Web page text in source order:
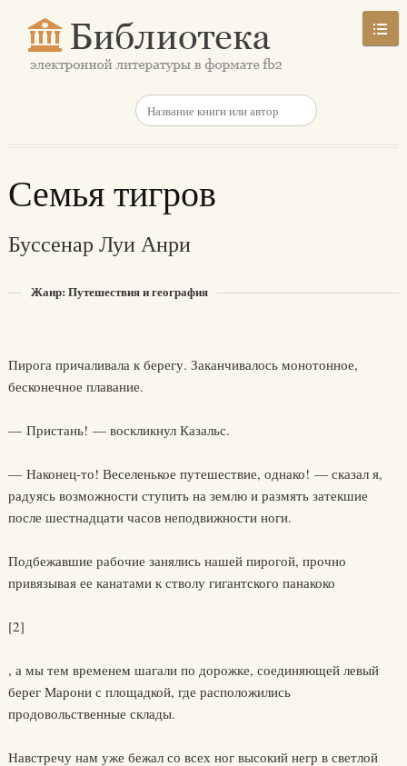
Семья тигров
Буссенар Луи Анри
Жанр: Путешествия и география
Пирога причаливала к берегу. Заканчивалось монотонное,
бесконечное плавание.
— Пристань! — воскликнул Казальс.
— Наконец-то! Веселенькое путешествие, однако! — сказал я,
радуясь возможности ступить на землю и размять затекшие
после шестнадцати часов неподвижности ноги.
Подбежавшие рабочие занялись нашей пирогой, прочно
привязывая ее канатами к стволу гигантского панакоко
[2]
, а мы тем временем шагали по дорожке, соединяющей левый
берег Марони с площадкой, где расположились
продовольственные склады.
Навстречу нам уже бежал со всех ног высокий негр в светлой